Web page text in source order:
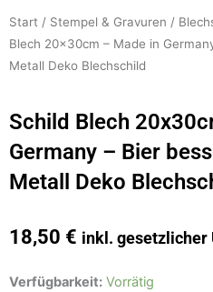
Start / Stempel & Gravuren /
Blech 20x30cm – Made in
Metall Deko Blechschild
Schild Blech
Germany – Bier
Metall Deko
18,50 € inkl. gesetzlicher
Verfügbarkeit: Vorrätig
Schild